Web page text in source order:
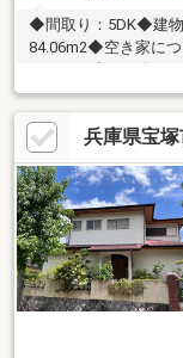
◆間取り：5DK◆建
84.06m2◆空き家に
しめます◆2025年10
の場所にＯＰＥＮ《
徒歩約5分（500ｍ）
ｍ）オアシスタウン
ソン 伊丹荒牧南二丁
川小学校・・・徒歩
歩約10分（783ｍ）
兵庫県宝